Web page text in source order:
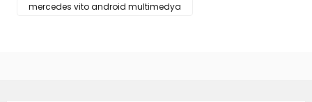
mercedes vito android multimedya